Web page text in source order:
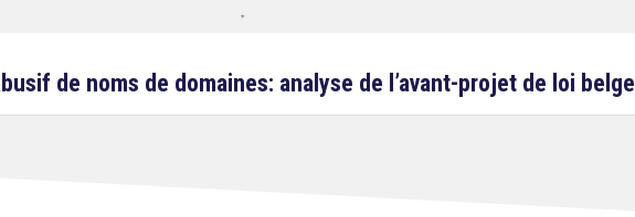
de noms de domaines: analyse de l’avant-projet de loi belge